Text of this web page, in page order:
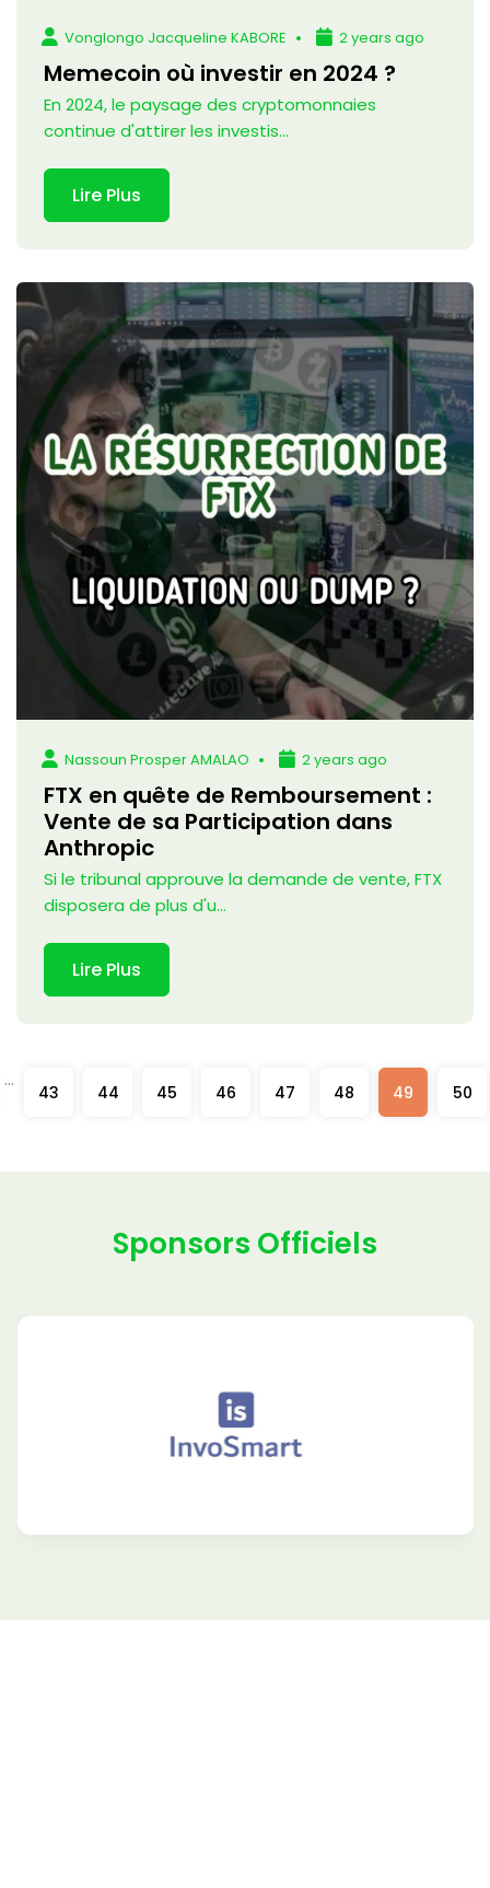
Vonglongo Jacqueline KABORE 2 years ago
Memecoin où investir en 2024 ?
En 2024, le paysage des cryptomonnaies
continue d'attirer les investis...
Lire Plus
Nassoun Prosper AMALAO 2 years ago
FTX en quête de Remboursement :
Vente de sa Participation dans
Anthropic
Si le tribunal approuve la demande de vente, FTX
disposera de plus d'u...
Lire Plus
...
43 44 45 46 47 48 49 50
Sponsors Officiels